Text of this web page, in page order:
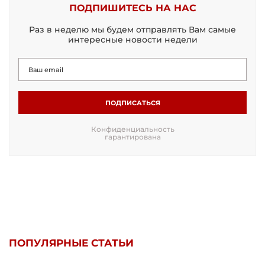
ПОДПИШИТЕСЬ НА НАС
Раз в неделю мы будем отправлять Вам самые
интересные новости недели
ПОДПИСАТЬСЯ
Конфиденциальность
гарантирована
ПОПУЛЯРНЫЕ СТАТЬИ